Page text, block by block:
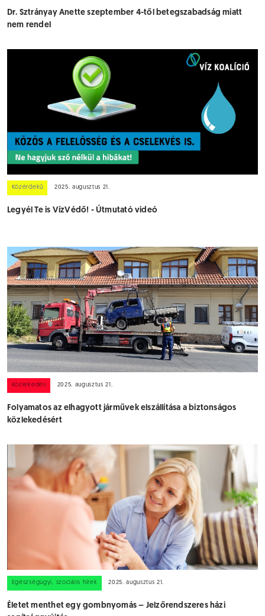
Dr. Sztrányay Anette szeptember 4-től betegszabadság miatt
nem rendel
Közérdekű 2025. augusztus 21.
Legyél Te is VízVédő! - Útmutató videó
Közlekedés 2025. augusztus 21.
Folyamatos az elhagyott járművek elszállítása a biztonságos
közlekedésért
Egészségügyi, szociális hírek 2025. augusztus 21.
Életet menthet egy gombnyomás – Jelzőrendszeres házi